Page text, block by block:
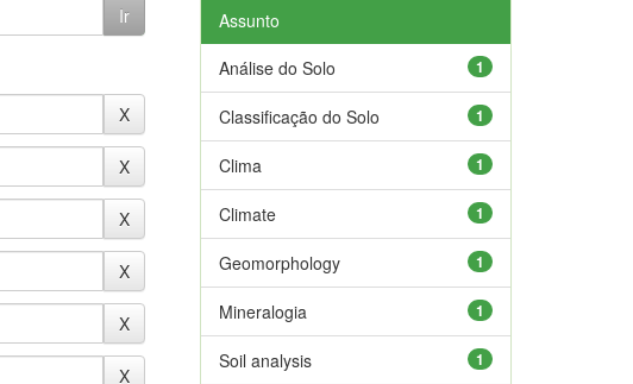
Assunto
1
Análise do Solo
1
Classificação do Solo
1
Clima
1
Climate
1
Geomorphology
1
Mineralogia
1
Soil analysis